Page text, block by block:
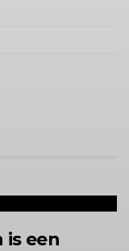
is een